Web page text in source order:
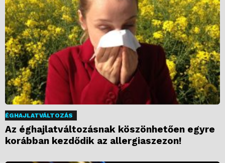
ÉGHAJLATVÁLTOZÁS
Az éghajlatváltozásnak köszönhetően egyre
korábban kezdődik az allergiaszezon!